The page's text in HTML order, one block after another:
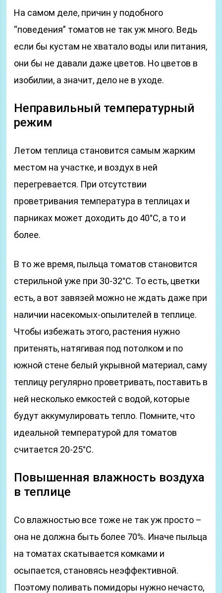
На самом деле, причин у подобного
“поведения” томатов не так уж много. Ведь
если бы кустам не хватало воды или питания,
они бы не давали даже цветов. Но цветов в
изобилии, а значит, дело не в уходе.
Неправильный температурный
режим
Летом теплица становится самым жарким
местом на участке, и воздух в ней
перегревается. При отсутствии
проветривания температура в теплицах и
парниках может доходить до 40°С, а то и
более.
В то же время, пыльца томатов становится
стерильной уже при 30-32°С. То есть, цветки
есть, а вот завязей можно не ждать даже при
наличии насекомых-опылителей в теплице.
Чтобы избежать этого, растения нужно
притенять, натягивая под потолком и по
южной стене белый укрывной материал, саму
теплицу регулярно проветривать, поставить в
ней несколько емкостей с водой, которые
будут аккумулировать тепло. Помните, что
идеальной температурой для томатов
считается 20-25°C.
Повышенная влажность воздуха
в теплице
Со влажностью все тоже не так уж просто –
она не должна быть более 70%. Иначе пыльца
на томатах скатывается комками и
осыпается, становясь неэффективной.
Поэтому поливать помидоры нужно нечасто,